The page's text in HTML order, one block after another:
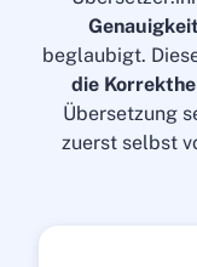
Genauigkeit
beglaubigt.
die
Übersetzung
zuerst selbst